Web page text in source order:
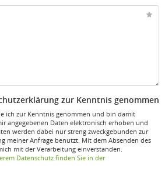
zur Kenntnis genommen
ich zur Kenntnis genommen und bin damit
angegebenen Daten elektronisch erhoben und
werden dabei nur streng zweckgebunden zur
meiner Anfrage benutzt. Mit dem Absenden des
mit der Verarbeitung einverstanden.
Datenschutz finden Sie in der